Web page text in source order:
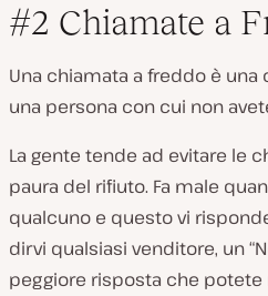
#2 Chiamate a
Una chiamata a freddo è
una persona con cui non
La gente tende ad evitare le
paura del rifiuto. Fa male
qualcuno e questo vi
dirvi qualsiasi venditore, un
peggiore risposta che potete